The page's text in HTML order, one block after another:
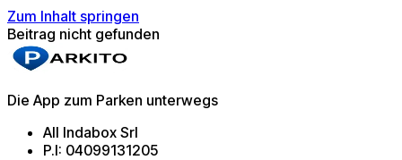
Zum Inhalt springen
Beitrag nicht gefunden
Die App zum Parken unterwegs
All Indabox Srl
P.I: 04099131205